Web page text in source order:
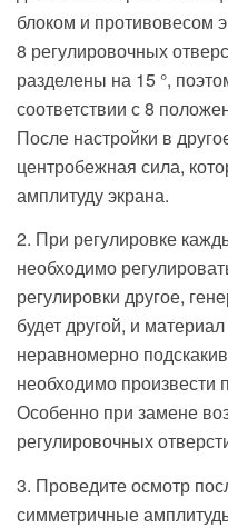
блоком и противовесом
8 регулировочных
разделены на 15 °,
соответствии с 8
После настройки в
центробежная сила,
амплитуду экрана.
2. При регулировке
необходимо
регулировки другое,
будет другой, и
неравномерно
необходимо произвести
Особенно при замене
регулировочных
3. Проведите осмотр
симметричные